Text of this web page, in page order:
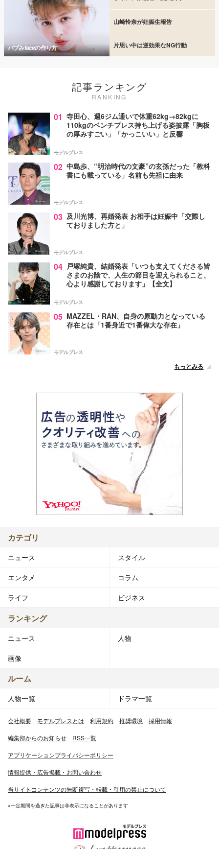
バブみfaceの作り方
山崎怜奈が妊娠生報告
片思い中は逆効果なNG行動
記事ランキング
RANKING
01 寺田心、週6ジム通いで体重62kg→82kgに
110kgのベンチプレス持ち上げる姿披露「胸板
の厚みすごい」「かっこいい」と反響
モデルプレス
02 中島歩、“明治時代の文豪”の玄孫だった「教科
書にも載っている」名前も先祖に由来
モデルプレス
03 及川光博、再婚発表 お相手は妊娠中「交際し
ておりました方と」
モデルプレス
04 戸塚純貴、結婚発表「いつも支えてくださる皆
さまのお陰で、人生の節目を迎えられること、
心より感謝しております」【全文】
モデルプレス
05 MAZZEL・RAN、自身の原動力となっている
存在とは「1番身近で1番偉大な存在」
モデルプレス
もっとみる
カテゴリ
ニュース スタイル
エンタメ コラム
ライフ ビジネス
ランキング
ニュース 人物
画像
ルーム
人物一覧 ドラマ一覧
会社概要 モデルプレスとは 利用規約 推奨環境 採用情報
編集部からのお知らせ RSS一覧
アプリケーションプライバシーポリシー
情報提供・広告掲載・お問い合わせ
当サイトコンテンツの無断複写・転載・引用の禁止について
※一定期間を過ぎた記事は非表示になることがあります